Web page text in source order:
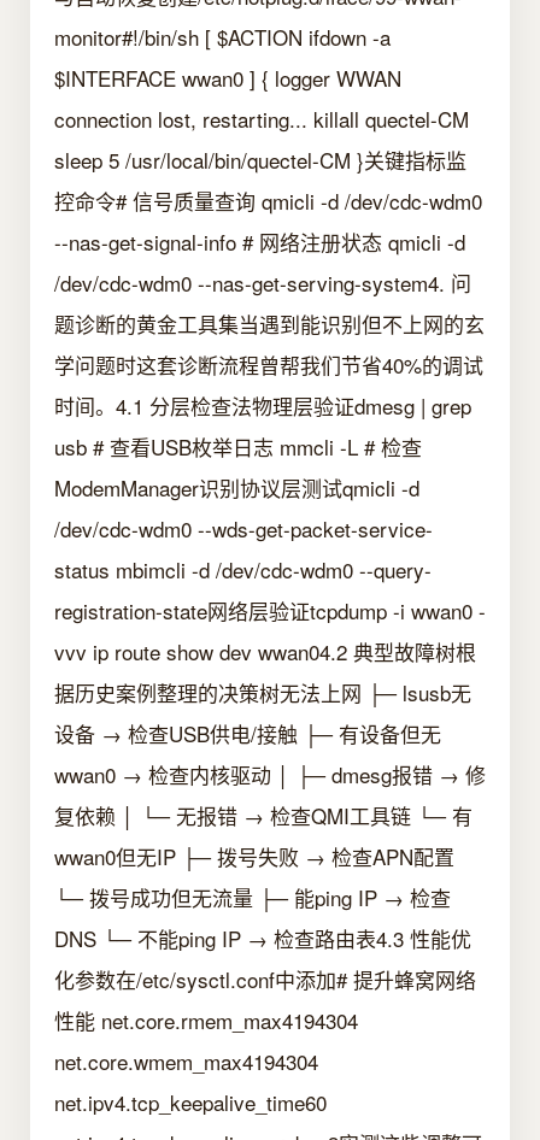
monitor#!/bin/sh [ $ACTION ifdown -a
$INTERFACE wwan0 ] { logger WWAN
connection lost, restarting... killall quectel-CM
sleep 5 /usr/local/bin/quectel-CM }关键指标监
控命令# 信号质量查询 qmicli -d /dev/cdc-wdm0
--nas-get-signal-info # 网络注册状态 qmicli -d
/dev/cdc-wdm0 --nas-get-serving-system4. 问
题诊断的黄金工具集当遇到能识别但不上网的玄
学问题时这套诊断流程曾帮我们节省40%的调试
时间。4.1 分层检查法物理层验证dmesg | grep
usb # 查看USB枚举日志 mmcli -L # 检查
ModemManager识别协议层测试qmicli -d
/dev/cdc-wdm0 --wds-get-packet-service-
status mbimcli -d /dev/cdc-wdm0 --query-
registration-state网络层验证tcpdump -i wwan0 -
vvv ip route show dev wwan04.2 典型故障树根
据历史案例整理的决策树无法上网 ├─ lsusb无
设备 → 检查USB供电/接触 ├─ 有设备但无
wwan0 → 检查内核驱动 │ ├─ dmesg报错 → 修
复依赖 │ └─ 无报错 → 检查QMI工具链 └─ 有
wwan0但无IP ├─ 拨号失败 → 检查APN配置
└─ 拨号成功但无流量 ├─ 能ping IP → 检查
DNS └─ 不能ping IP → 检查路由表4.3 性能优
化参数在/etc/sysctl.conf中添加# 提升蜂窝网络
性能 net.core.rmem_max4194304
net.core.wmem_max4194304
net.ipv4.tcp_keepalive_time60